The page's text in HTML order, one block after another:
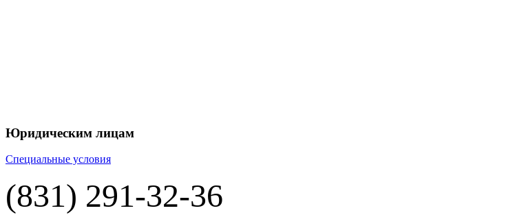
Юридическим лицам
Специальные условия
(831) 291-32-36